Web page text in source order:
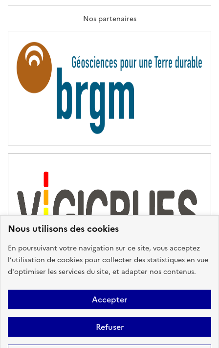
Nous utilisons des cookies
En poursuivant votre navigation sur ce site, vous acceptez
l’utilisation de cookies pour collecter des statistiques en vue
d'optimiser les services du site, et adapter nos contenus.
Accepter
Refuser
A
T
R
T
É
Nos partenaires
Légales
Données personnelles Gestion des cookies
FAQ